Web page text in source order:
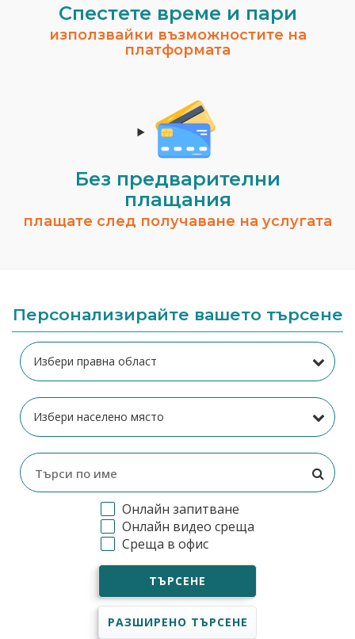
Спестeте време и пари
използвайки възможностите на
платформата
Без предварителни
плащания
плащате след получаване на услугата
Персонализирайте вашето търсене
Онлайн запитване
Онлайн видео среща
Среща в офис
ТЪРСЕНЕ
РАЗШИРЕНО ТЪРСЕНЕ